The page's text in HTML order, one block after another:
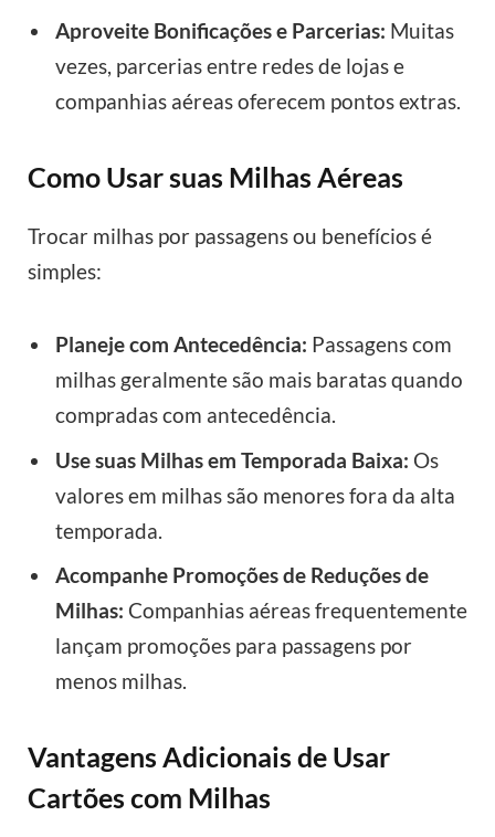
Aproveite Bonificações e Parcerias: Muitas
vezes, parcerias entre redes de lojas e
companhias aéreas oferecem pontos extras.
Como Usar suas Milhas Aéreas
Trocar milhas por passagens ou benefícios é
simples:
Planeje com Antecedência: Passagens com
milhas geralmente são mais baratas quando
compradas com antecedência.
Use suas Milhas em Temporada Baixa: Os
valores em milhas são menores fora da alta
temporada.
Acompanhe Promoções de Reduções de
Milhas: Companhias aéreas frequentemente
lançam promoções para passagens por
menos milhas.
Vantagens Adicionais de Usar
Cartões com Milhas